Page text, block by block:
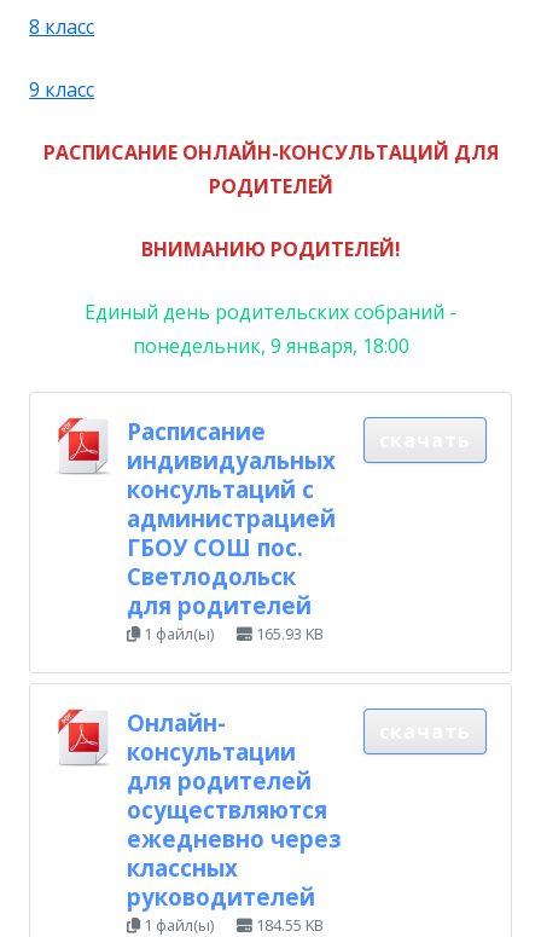
8 класс
9 класс
РАСПИСАНИЕ ОНЛАЙН-КОНСУЛЬТАЦИЙ ДЛЯ
РОДИТЕЛЕЙ
ВНИМАНИЮ РОДИТЕЛЕЙ!
Единый день родительских собраний -
понедельник, 9 января, 18:00
Расписание
индивидуальных
консультаций с
администрацией
ГБОУ СОШ пос.
Светлодольск
для родителей
1 файл(ы) 165.93 KB
Онлайн-
консультации
для родителей
осуществляются
ежедневно через
классных
руководителей
1 файл(ы) 184.55 KB